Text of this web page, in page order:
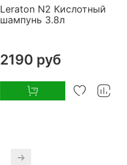
Leraton N2 Кислотный
шампунь 3.8л
2190 руб